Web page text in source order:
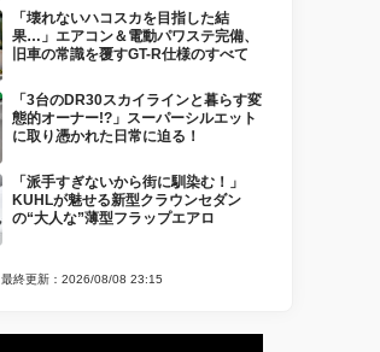
「壊れないハコスカを目指した結
果…」エアコン＆電動パワステ完備、
旧車の常識を覆すGT-R仕様のすべて
「3台のDR30スカイラインと暮らす変
態的オーナー!?」スーパーシルエット
に取り憑かれた日常に迫る！
「派手すぎないから街に馴染む！」
KUHLが魅せる新型クラウンセダン
の“大人な”薄型フラップエアロ
最終更新：2026/08/08 23:15